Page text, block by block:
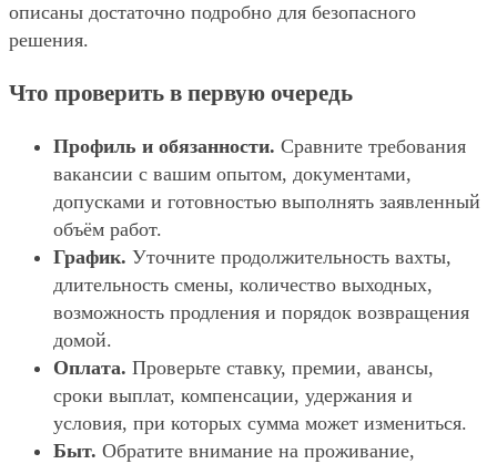
описаны достаточно подробно для безопасного
решения.
Что проверить в первую очередь
Профиль и обязанности. Сравните требования
вакансии с вашим опытом, документами,
допусками и готовностью выполнять заявленный
объём работ.
График. Уточните продолжительность вахты,
длительность смены, количество выходных,
возможность продления и порядок возвращения
домой.
Оплата. Проверьте ставку, премии, авансы,
сроки выплат, компенсации, удержания и
условия, при которых сумма может измениться.
Быт. Обратите внимание на проживание,